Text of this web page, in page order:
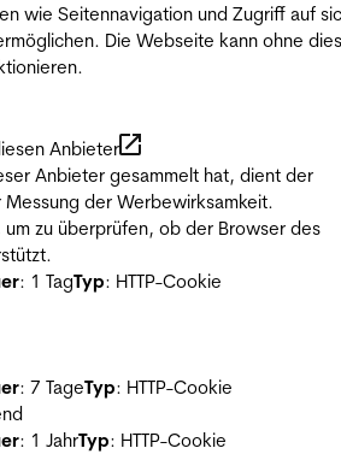
wie Seitennavigation und Zugriff auf
Die Webseite kann ohne
Anbieter
Anbieter gesammelt hat, dient der
Messung der Werbewirksamkeit.
zu überprüfen, ob der Browser des
: 1 TagTyp: HTTP-Cookie
: 7 TageTyp: HTTP-Cookie
: 1 JahrTyp: HTTP-Cookie